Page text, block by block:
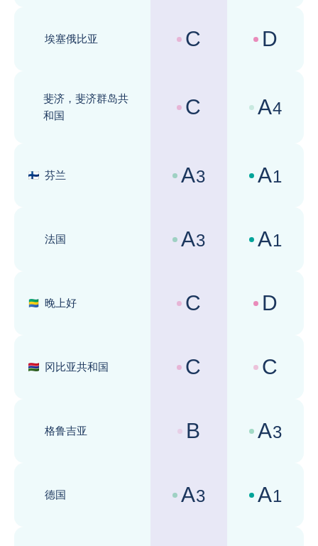
埃塞俄比亚
国家风险评级 :
C 商业环境评级
D
斐济，斐济群岛共
和国
国家风险评级 :
C 商业环境评级
A4
芬兰
国家风险评级 :
A3 商业环境评级
A1
法国
国家风险评级 :
A3 商业环境评级
A1
晚上好
国家风险评级 :
C 商业环境评级
D
冈比亚共和国
国家风险评级 :
C 商业环境评级
C
格鲁吉亚
国家风险评级 :
B 商业环境评级
A3
德国
国家风险评级 :
A3 商业环境评级
A1